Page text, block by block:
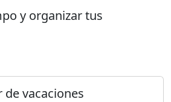
y organizar tus
vacaciones